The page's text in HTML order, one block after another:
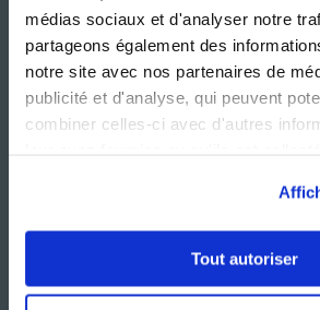
médias sociaux et d'analyser notre
partageons également des
notre site avec nos partenaires de
publicité et d'analyse, qui peuvent
combiner celles-ci avec d'autres
Tout autoriser
Le Mag'
Boutique
C.G.U
Politique de